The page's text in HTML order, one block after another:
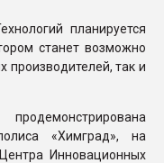
планируется
станет возможно
производителей, так и
«Химград», на
Инновационных